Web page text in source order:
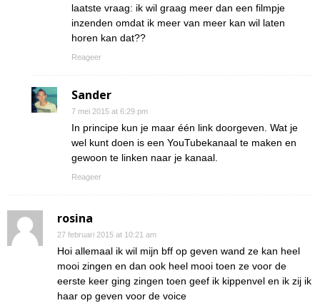
laatste vraag: ik wil graag meer dan een filmpje
inzenden omdat ik meer van meer kan wil laten
horen kan dat??
Reageer
Sander
7 mei 2015 at 6:29 pm
In principe kun je maar één link doorgeven. Wat je
wel kunt doen is een YouTubekanaal te maken en
gewoon te linken naar je kanaal.
Reageer
rosina
27 februari 2015 at 10:21 am
Hoi allemaal ik wil mijn bff op geven wand ze kan heel
mooi zingen en dan ook heel mooi toen ze voor de
eerste keer ging zingen toen geef ik kippenvel en ik zij ik
haar op geven voor de voice